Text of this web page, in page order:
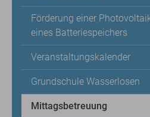
Förderung einer
eines Batteriespeichers
Veranstaltungskalender
Grundschule Wasserlosen
Mittagsbetreuung